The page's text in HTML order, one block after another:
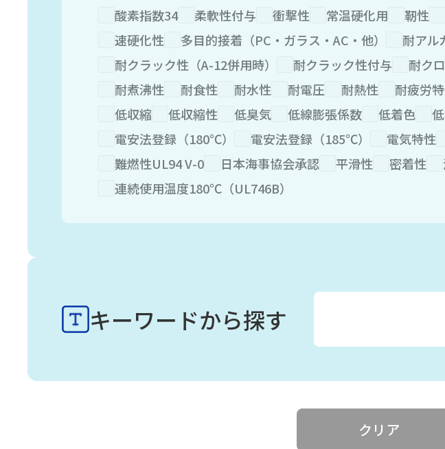
酸素指数34
柔軟性付与 衝撃性 常温硬化用 靭性
速硬化性
多目的接着（PC・ガラス・AC・他） 耐アル
耐クラック性（A-12併用時）
耐クラック性付与 耐ク
耐煮沸性
耐食性 耐水性 耐電圧 耐熱性 耐疲労
低収縮
低収縮性 低臭気 低線膨張係数 低着色
電安法登録（180℃）
電安法登録（185℃） 電気特性
難燃性UL94 V-0
日本海事協会承認 平滑性 密着性
連続使用温度180℃（UL746B）
キーワードから探す